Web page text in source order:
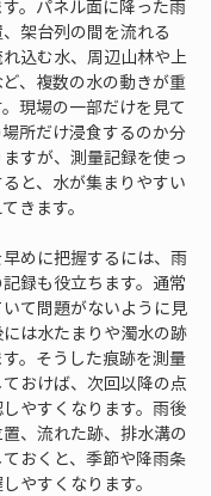
。パネル面に降った雨
架台列の間を流れる
込む水、周辺山林や上
、複数の水の動きが重
現場の一部だけを見て
所だけ浸食するのか分
すが、測量記録を使っ
と、水が集まりやすい
きます。
めに把握するには、雨
録も役立ちます。通常
て問題がないように見
は水たまりや濁水の跡
。そうした痕跡を測量
おけば、次回以降の点
やすくなります。雨後
、流れた跡、排水溝の
おくと、季節や降雨条
やすくなります。